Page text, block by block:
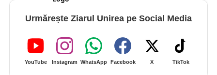
Urmărește Ziarul Unirea pe Social Media
YouTube Instagram WhatsApp Facebook X TikTok